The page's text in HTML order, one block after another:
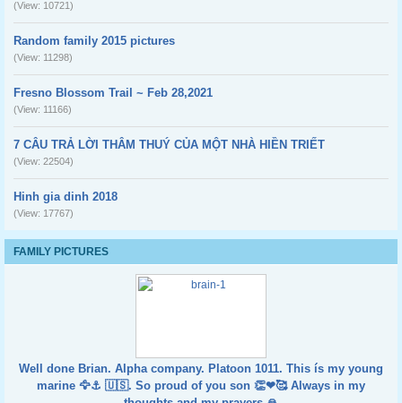
(View: 10721)
Random family 2015 pictures
(View: 11298)
Fresno Blossom Trail ~ Feb 28,2021
(View: 11166)
7 CÂU TRẢ LỜI THÂM THUÝ CỦA MỘT NHÀ HIỀN TRIẾT
(View: 22504)
Hinh gia dinh 2018
(View: 17767)
FAMILY PICTURES
Well done Brian. Alpha company. Platoon 1011. This ís my young
marine 🦅⚓️ 🇺🇸. So proud of you son 👏❤🥰 Always in my